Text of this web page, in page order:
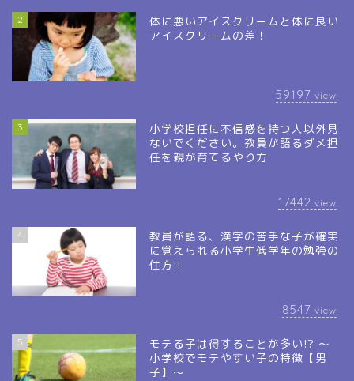
2
体に悪いアイスクリームと体に良い
アイスクリームの差！
59197 view
3
小学校担任に不信感を持つ人以外見
ないでください。教員が語るダメ担
任を親が育てるやり方
17442 view
4
教員が語る、漢字の苦手な子が確実
に覚えられる小学生低学年の勉強の
仕方!!
8547 view
5
モテる子は得することが多い!? ～
小学校でモテやすい子の特徴【男
子】～